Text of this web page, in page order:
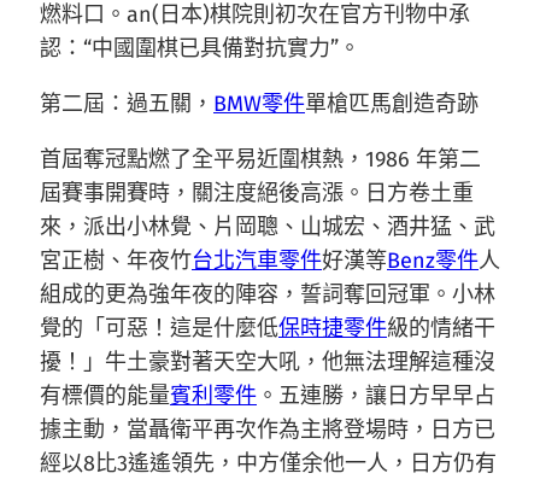
燃料口。an(日本)棋院則初次在官方刊物中承
認：“中國圍棋已具備對抗實力”。
第二屆：過五關， BMW零件單槍匹馬創造奇跡
首屆奪冠點燃了全平易近圍棋熱，1986 年第二
屆賽事開賽時，關注度絕後高漲。日方卷土重
來，派出小林覺、片岡聰、山城宏、酒井猛、武
宮正樹、年夜竹台北汽車零件好漢等Benz零件人
組成的更為強年夜的陣容，誓詞奪回冠軍。小林
覺的「可惡！這是什麼低保時捷零件級的情緒干
擾！」牛土豪對著天空大吼，他無法理解這種沒
有標價的能量賓利零件 。五連勝，讓日方早早占
據主動，當聶衛平再次作為主將登場時，日方已
經以8比3遙遙領先，中方僅余他一人，日方仍有